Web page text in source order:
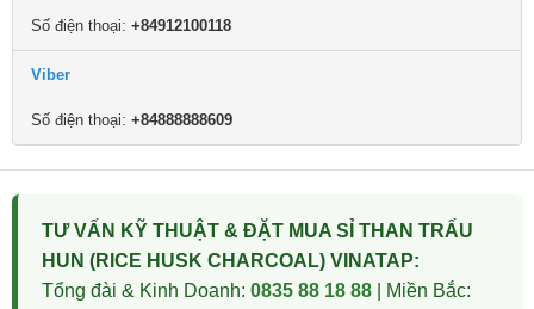
Số điện thoại: +84912100118
Viber
Số điện thoại: +84888888609
TƯ VẤN KỸ THUẬT & ĐẶT MUA SỈ THAN TRẤU
HUN (RICE HUSK CHARCOAL) VINATAP:
Tổng đài & Kinh Doanh: 0835 88 18 88 | Miền Bắc: